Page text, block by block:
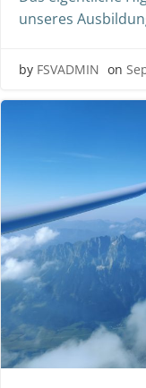
unseres
by FSVADMIN on